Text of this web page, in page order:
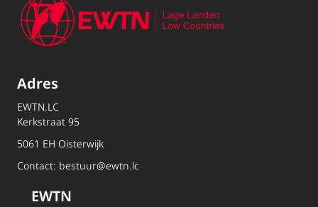
Adres
EWTN.LC
Kerkstraat 95
5061 EH Oisterwijk
Contact: bestuur@ewtn.lc
EWTN